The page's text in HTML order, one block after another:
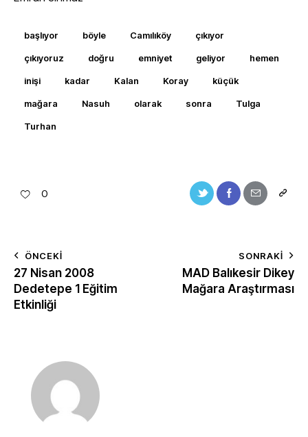
başlıyor böyle Camılıköy çıkıyor
çıkıyoruz doğru emniyet geliyor hemen
inişi kadar Kalan Koray küçük
mağara Nasuh olarak sonra Tulga
Turhan
0
ÖNCEKI
27 Nisan 2008
Dedetepe 1 Eğitim
Etkinliği
SONRAKI
MAD Balıkesir Dikey
Mağara Araştırması